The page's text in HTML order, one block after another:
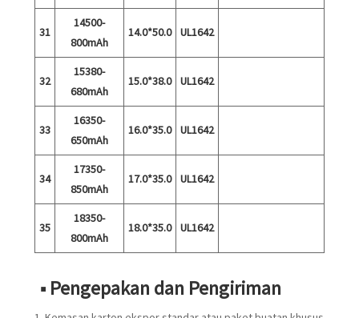
31
14500-
800mAh
14.0*50.0 UL1642
32
15380-
680mAh
15.0*38.0 UL1642
33
16350-
650mAh
16.0*35.0 UL1642
34
17350-
850mAh
17.0*35.0 UL1642
35
18350-
800mAh
18.0*35.0 UL1642
■ Pengepakan dan Pengiriman